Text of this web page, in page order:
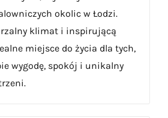
okolic w Łodzi.
klimat i inspirującą
miejsce do życia dla tych,
wygodę, spokój i unikalny